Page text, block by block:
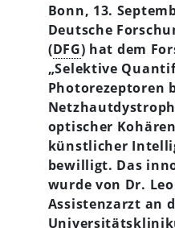
Bonn, 13.
Deutsche
(DFG) hat dem
„Selektive
Photorezeptoren
optischer
künstlicher
bewilligt. Das
wurde von Dr.
Assistenzarzt an